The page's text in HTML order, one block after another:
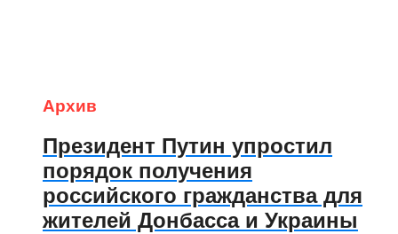
Архив
Президент Путин упростил
порядок получения
российского гражданства для
жителей Донбасса и Украины